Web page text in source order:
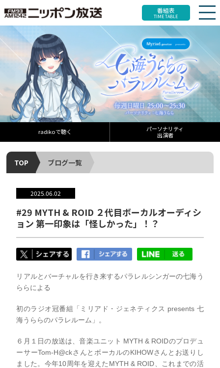
番組表
TIME TABLE
radikoで聴く
パーソナリティ
出演者
TOP ブログ一覧
2025.06.02
#29 MYTH & ROID ２代目ボーカルオーディシ
ョン 第一印象は「怪しかった」！？
リアルとバーチャルを行き来するパラレルシンガーの七海う
ららによる
初のラジオ冠番組「ミリアド・ジェネティクス presents 七
海うららのパラレルーム」。
６月１日の放送は、音楽ユニット MYTH & ROIDのプロデュ
ーサーTom-H@ckさんとボーカルのKIHOWさんとお送りし
ました。今年10周年を迎えたMYTH & ROID、これまでの活